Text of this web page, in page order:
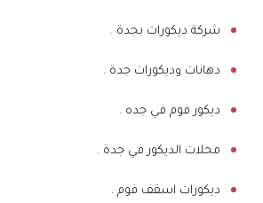
شركة ديكورات بجدة .
دهانات وديكورات جدة .
ديكور فوم في جده .
محلات الديكور في جدة .
ديكورات اسقف فوم .